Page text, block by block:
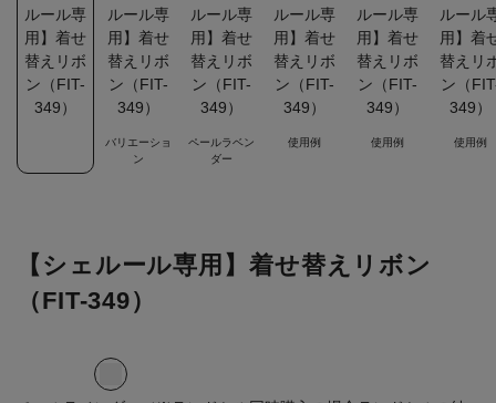
バリエーショ
ン
ペールラベン
ダー
使用例 使用例 使用例
【シェルール専用】着せ替えリボン
（FIT-349）